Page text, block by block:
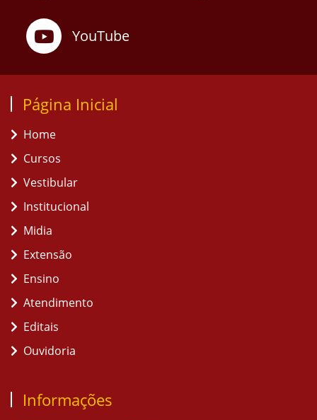
YouTube
Página Inicial
Home
Cursos
Vestibular
Institucional
Midia
Extensão
Ensino
Atendimento
Editais
Ouvidoria
Informações